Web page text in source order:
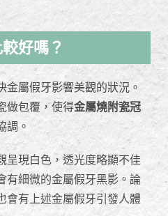
好嗎？
金屬假牙影響美觀的狀況。
做包覆，使得金屬燒附瓷冠
調。
呈現白色，透光度略顯不佳
有細微的金屬假牙黑影。論
會有上述金屬假牙引發人體